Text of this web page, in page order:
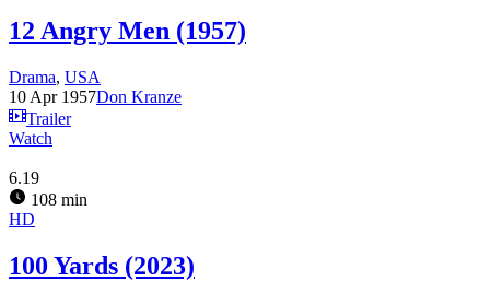
12 Angry Men (1957)
Drama, USA
10 Apr 1957Don Kranze
Trailer
Watch
6.19
108 min
HD
100 Yards (2023)